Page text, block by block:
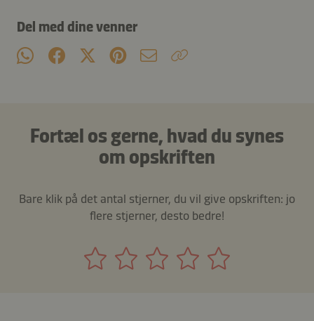
Del med dine venner
Fortæl os gerne, hvad du synes
om opskriften
Bare klik på det antal stjerner, du vil give opskriften: jo
flere stjerner, desto bedre!